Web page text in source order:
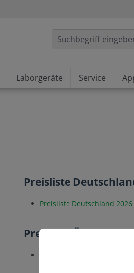
Laborgeräte Service
Preisliste
Preisliste Deutschland 2026
Preisliste Österreich
Preisliste Österreich inkl.